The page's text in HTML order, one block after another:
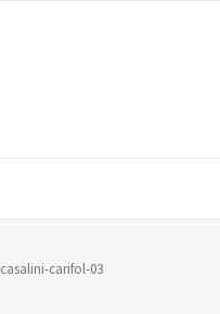
casalini-carifol-03